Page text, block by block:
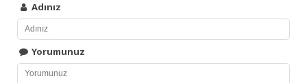
Adınız
Yorumunuz